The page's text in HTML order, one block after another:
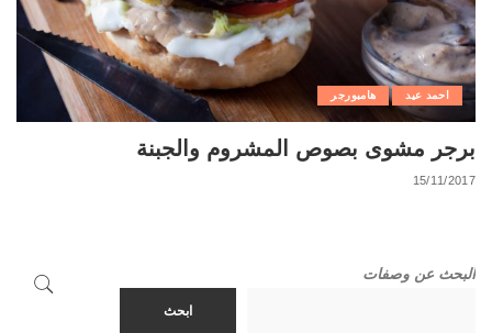
احمد عيد هامبورجر
برجر مشوى بصوص المشروم والجبنة
15/11/2017
البحث عن وصفات
ابحث